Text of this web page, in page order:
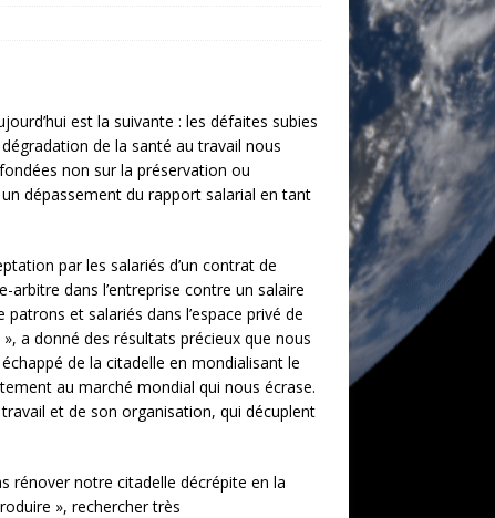
est la suivante : les défaites subies
de la santé au travail nous
non sur la préservation ou
dépassement du rapport salarial en tant
par les salariés d’un contrat de
dans l’entreprise contre un salaire
et salariés dans l’espace privé de
a donné des résultats précieux que nous
de la citadelle en mondialisant le
au marché mondial qui nous écrase.
et de son organisation, qui décuplent
rénover notre citadelle décrépite en la
», rechercher très